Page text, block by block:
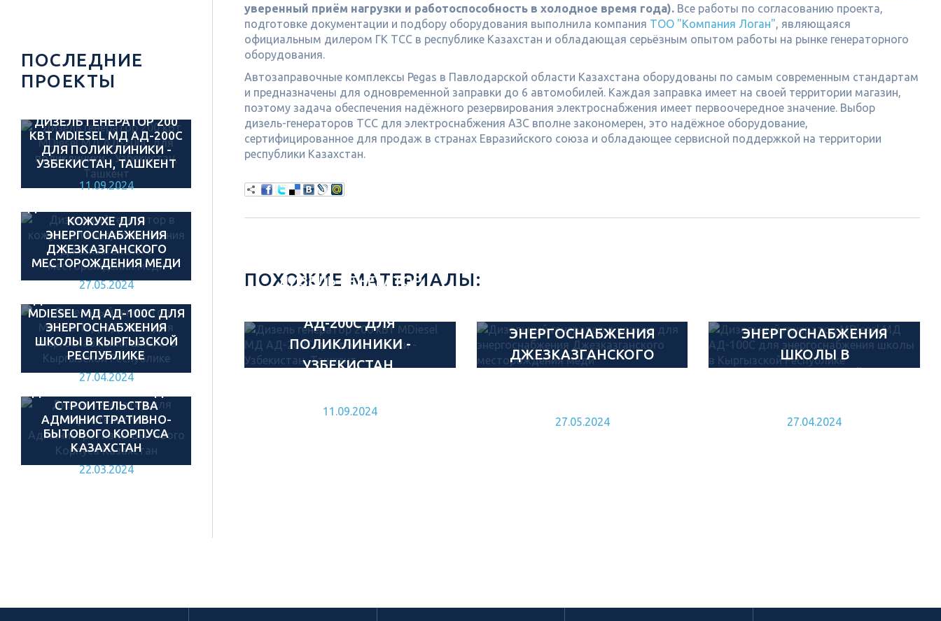
уверенный приём нагрузки и работоспособность в холодное время года). Все работы по согласованию проекта,
подготовке документации и подбору оборудования выполнила компания ТОО "Компания Логан", являющаяся
официальным дилером ГК ТСС в республике Казахстан и обладающая серьёзным опытом работы на рынке генераторного
оборудования.
Автозаправочные комплексы Pegas в Павлодарской области Казахстана оборудованы по самым современным стандартам
и предназначены для одновременной заправки до 6 автомобилей. Каждая заправка имеет на своей территории магазин,
поэтому задача обеспечения надёжного резервирования электроснабжения имеет первоочередное значение. Выбор
дизель-генераторов ТСС для электроснабжения АЗС вполне закономерен, это надёжное оборудование,
сертифицированное для продаж в странах Евразийского союза и обладающее сервисной поддержкой на территории
республики Казахстан.
ПОХОЖИЕ МАТЕРИАЛЫ:
ДИЗЕЛЬ ГЕНЕРАТОР
АД-200С ДЛЯ
ПОЛИКЛИНИКИ -
УЗБЕКИСТАН,
11.09.2024
ЭНЕРГОСНАБЖЕНИЯ
ДЖЕЗКАЗГАНСКОГО
27.05.2024
ЭНЕРГОСНАБЖЕНИЯ
ШКОЛЫ В
27.04.2024
ПОСЛЕДНИЕ
ПРОЕКТЫ
ДИЗЕЛЬ ГЕНЕРАТОР 200
КВТ MDIESEL МД АД-200С
ДЛЯ ПОЛИКЛИНИКИ -
УЗБЕКИСТАН, ТАШКЕНТ
11.09.2024
КОЖУХЕ ДЛЯ
ЭНЕРГОСНАБЖЕНИЯ
ДЖЕЗКАЗГАНСКОГО
МЕСТОРОЖДЕНИЯ МЕДИ
27.05.2024
MDIESEL МД АД-100С ДЛЯ
ЭНЕРГОСНАБЖЕНИЯ
ШКОЛЫ В КЫРГЫЗСКОЙ
РЕСПУБЛИКЕ
27.04.2024
СТРОИТЕЛЬСТВА
АДМИНИСТРАТИВНО-
БЫТОВОГО КОРПУСА
КАЗАХСТАН
22.03.2024